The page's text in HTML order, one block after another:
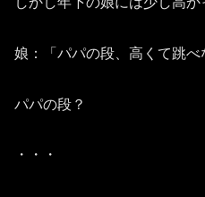
娘：「パパの段、高くて跳べ
パパの段？
・・・